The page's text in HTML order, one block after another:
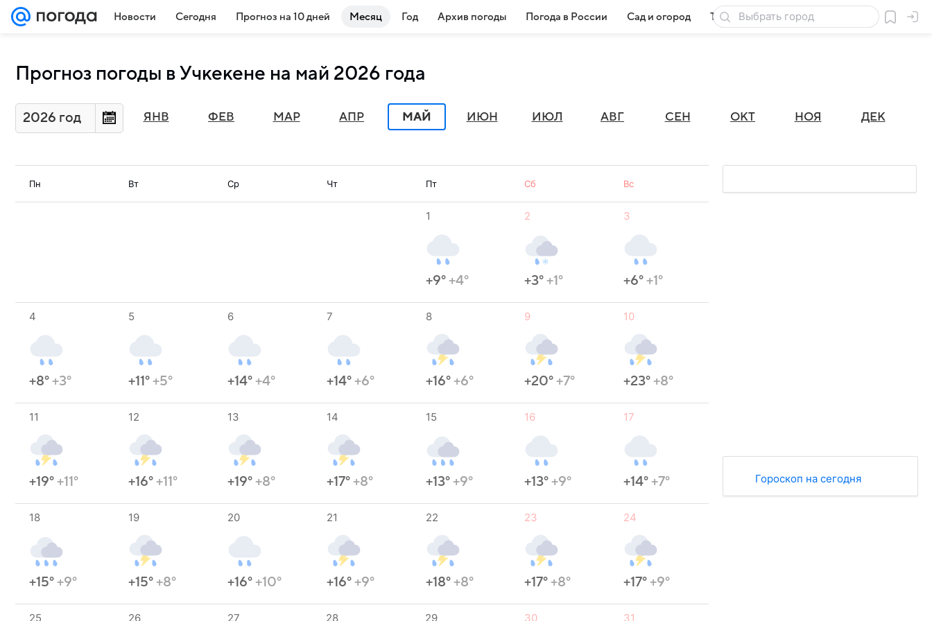
Новости Сегодня Прогноз на 10 дней Месяц Год Архив погоды Погода в России Сад и огород Товары для дачи
Прогноз погоды в Учкекене на май 2026 года
2026 год ЯНВ ФЕВ МАР АПР МАЙ ИЮН ИЮЛ АВГ СЕН ОКТ НОЯ ДЕК
Пн Вт Ср Чт Пт Сб Вс
1
+9°+4°
2
+3°+1°
3
+6°+1°
4
+8°+3°
5
+11°+5°
6
+14°+4°
7
+14°+6°
8
+16°+6°
9
+20°+7°
10
+23°+8°
11
+19°+11°
12
+16°+11°
13
+19°+8°
14
+17°+8°
15
+13°+9°
16
+13°+9°
17
+14°+7°
18
+15°+9°
19
+15°+8°
20
+16°+10°
21
+16°+9°
22
+18°+8°
23
+17°+8°
24
+17°+9°
25 26 27 28 29 30 31
Гороскоп на сегодня